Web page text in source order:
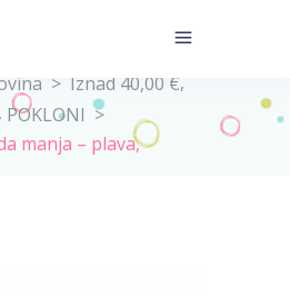
> Iznad 40,00 €,
, POKLONI >
manja – plava,